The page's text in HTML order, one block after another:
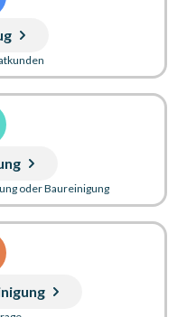
oder Baureinigung